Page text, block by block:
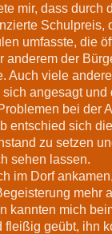
mir, dass durch
Schulpreis,
umfasste, die
anderem der
Auch viele
sich angesagt und
bei der
entschied sich
zu setzen
sehen lassen.
im Dorf
mehr
kannten mich
fleißig geübt, ihn